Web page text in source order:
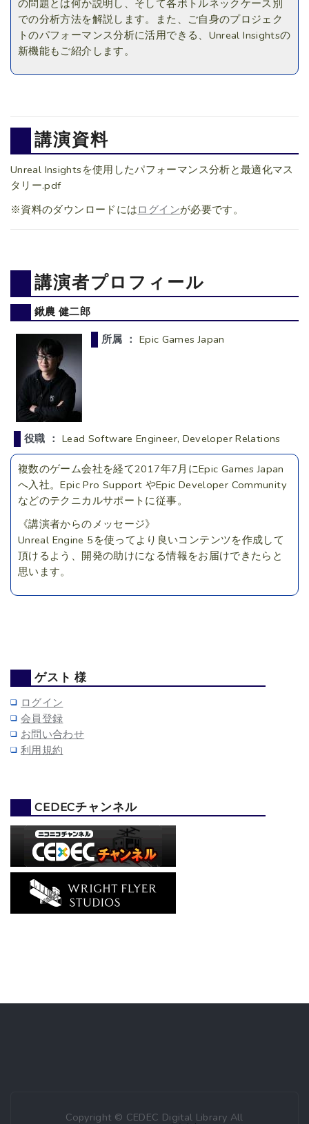
の問題とは何か説明し、そして各ボトルネックケース別
での分析方法を解説します。また、ご自身のプロジェク
トのパフォーマンス分析に活用できる、Unreal Insightsの
新機能もご紹介します。
講演資料
Unreal Insightsを使用したパフォーマンス分析と最適化マス
タリー.pdf
※資料のダウンロードには ログインが必要です。
講演者プロフィール
鍬農 健二郎
所属 ： Epic Games Japan
役職 ： Lead Software Engineer, Developer Relations
複数のゲーム会社を経て2017年7月にEpic Games Japan
へ入社。Epic Pro Support やEpic Developer Community
などのテクニカルサポートに従事。
《講演者からのメッセージ》
Unreal Engine 5を使ってより良いコンテンツを作成して
頂けるよう、開発の助けになる情報をお届けできたらと
思います。
ゲスト 様
ログイン
会員登録
お問い合わせ
利用規約
CEDECチャンネル
Copyright © CEDEC Digital Library All